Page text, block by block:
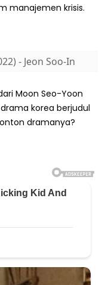
manajemen krisis.
- Jeon Soo-In
Moon Seo-Yoon
korea berjudul
dramanya?